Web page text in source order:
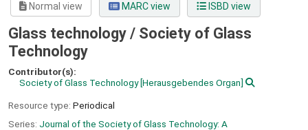
Normal view MARC view ISBD view
Glass technology / Society of Glass
Technology
Contributor(s):
Society of Glass Technology[Herausgebendes Organ]
Resource type: Periodical
Series: Journal of the Society of Glass Technology: A